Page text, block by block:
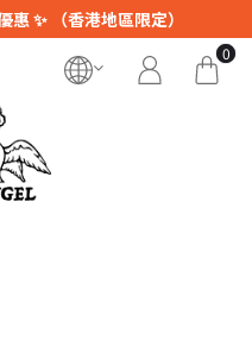
✨ （香港地區限定）
0